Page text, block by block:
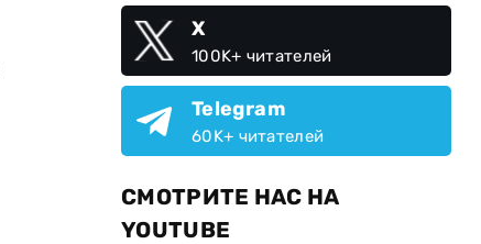
X
100K+ читателей
Telegram
60K+ читателей
СМОТРИТЕ НАС НА
YOUTUBE